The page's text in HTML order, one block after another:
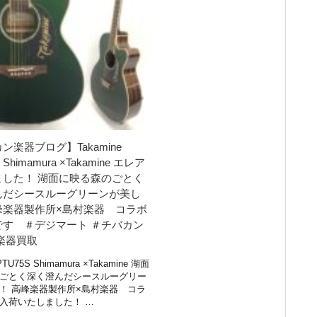
楽器ブログ】Takamine
×Takamine エレア
た！ 湖面に映る森のごとく
シースルーグリーンが美し
楽器製作所×島村楽器 コラボ
す ＃デジマート ＃チバカン
器買取
Shimamura ×Takamine 湖面
とく深く澄んだシースルーグリー
高峰楽器製作所×島村楽器 コラ
荷いたしました！ …